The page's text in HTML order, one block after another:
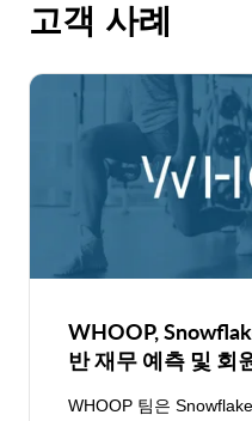
고객 사례
WHOOP,
반 재무 예측 및 회
WHOOP 팀은